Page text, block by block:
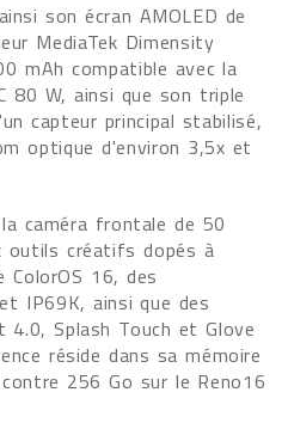
son écran AMOLED de
MediaTek Dimensity
mAh compatible avec la
80 W, ainsi que son triple
capteur principal stabilisé,
optique d'environ 3,5x et
caméra frontale de 50
outils créatifs dopés à
16, des
IP69K, ainsi que des
Splash Touch et Glove
réside dans sa mémoire
256 Go sur le Reno16